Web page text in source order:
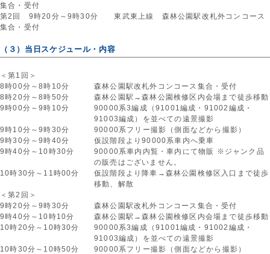
集合・受付
第2回 9時20分～9時30分 東武東上線 森林公園駅改札外コンコース
集合・受付
（３）当日スケジュール・内容
＜第1回＞
8時00分～8時10分
森林公園駅改札外コンコース集合・受付
8時20分～8時50分
森林公園駅→森林公園検修区内会場まで徒歩移動
9時00分～9時10分
90000系3編成（91001編成・91002編成・
91003編成）を並べての遠景撮影
9時10分～9時30分
90000系フリー撮影（側面などから撮影）
9時30分～9時40分
仮設階段より90000系車内へ乗車
9時40分～10時30分
90000系車内内覧・車内にて物販 ※ジャンク品
の販売はございません。
10時30分～11時00分
仮設階段より降車→森林公園検修区入口まで徒歩
移動、解散
＜第2回＞
9時20分～9時30分
森林公園駅改札外コンコース集合・受付
9時40分～10時10分
森林公園駅→森林公園検修区内会場まで徒歩移動
10時20分～10時30分
90000系3編成（91001編成・91002編成・
91003編成）を並べての遠景撮影
10時30分～10時50分
90000系フリー撮影（側面などから撮影）